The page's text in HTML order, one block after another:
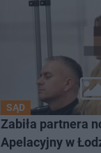
SĄD
Zabiła partnera
Apelacyjny w